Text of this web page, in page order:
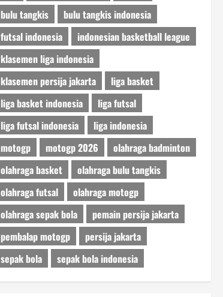
bulu tangkis
bulu tangkis indonesia
futsal indonesia
indonesian basketball league
klasemen liga indonesia
klasemen persija jakarta
liga basket
liga basket indonesia
liga futsal
liga futsal indonesia
liga indonesia
motogp
motogp 2026
olahraga badminton
olahraga basket
olahraga bulu tangkis
olahraga futsal
olahraga motogp
olahraga sepak bola
pemain persija jakarta
pembalap motogp
persija jakarta
sepak bola
sepak bola indonesia